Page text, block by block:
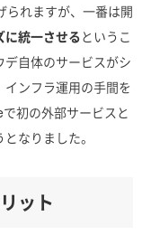
られますが、一番は開
に統一させるというこ
自体のサービスがシ
ンフラ運用の手間を
初の外部サービスと
なりました。
ット